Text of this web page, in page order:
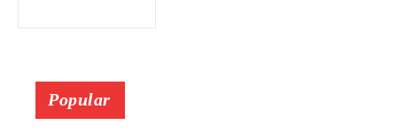
Popular